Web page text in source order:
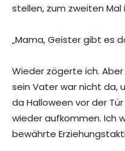
stellen, zum zweiten Mal
„Mama, Geister gibt es
Wieder zögerte ich.
sein Vater war nicht da,
da Halloween vor der
wieder aufkommen. Ich
bewährte